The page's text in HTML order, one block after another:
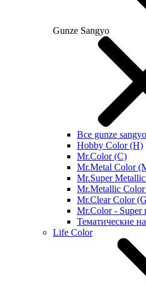
Gunze Sangyo
Все gunze sangyo
Hobby Color (H)
Mr.Color (C)
Mr.Metal Color
Mr.Super
Mr.Metallic
Mr.Clear Color
Mr.Color - Super
Тематические
Life Color